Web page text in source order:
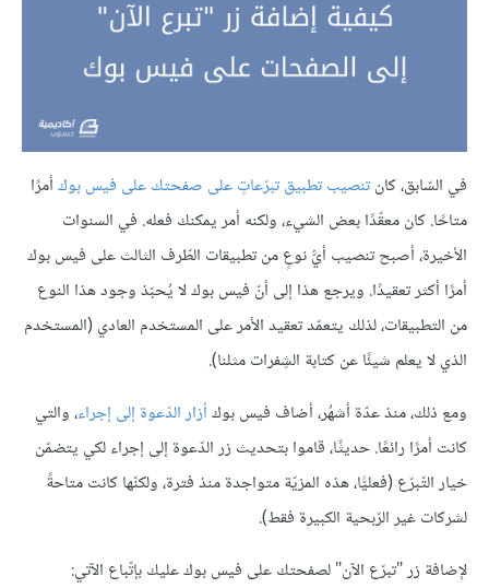
في السّابق، كانتنصيب تطبيق تبرّعاتٍ على صفحتك على فيس بوكأمرًا
متاحًا. كان معقّدًا بعض الشيء، ولكنه أمر يمكنك فعله. في السنوات
الأخيرة، أصبح تنصيب أيُّ نوعٍ من تطبيقات الطّرف الثالث على فيس بوك
أمرًا أكثر تعقيدًا. ويرجع هذا إلى أنّ فيس بوك لا يُحبّذ وجود هذا النوع
من التطبيقات، لذلك يتعمّد تعقيد الأمر على المستخدم العادي (المستخدم
الذي لا يعلم شيئًا عن كتابة الشِفرات مثلنا).
ومع ذلك، منذ عدّة أشهُر، أضاف فيس بوكأزارالدّعوة إلى إجراء، والتي
كانت أمرًا رائعًا. حديثًا، قاموا بتحديث زر الدّعوة إلى إجراء لكي يتضمّن
خيار التّبرّع (فعليًّا، هذه المزيّة متواجدة منذ فترة، ولكنّها كانت متاحةً
لشركات غير الرّبحية الكبيرة فقط).
لإضافة زر "تبرّع الآن" لصفحتك على فيس بوك عليك بإتّباع الآتي: